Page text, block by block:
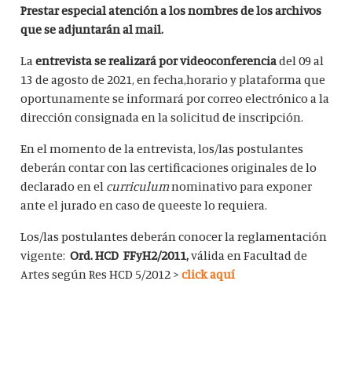
Prestar especial atención a los nombres de los archivos
que se adjuntarán al mail.
Laentrevista se realizará por videoconferenciadel 09 al
13 de agosto de 2021, en fecha,horario y plataforma que
oportunamente se informará por correo electrónico a la
dirección consignada en la solicitud de inscripción.
En el momento de la entrevista, los/las postulantes
deberán contar con las certificaciones originales de lo
declarado en el curriculumnominativo para exponer
ante el jurado en caso de queeste lo requiera.
Los/las postulantes deberán conocer la reglamentación
vigente: Ord. HCD FFyH2/2011,válida en Facultad de
Artes según Res HCD 5/2012 >click aquí